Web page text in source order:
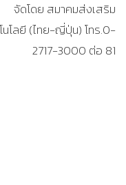
จัดโดย สมาคมส่งเสริม
นโลยี (ไทย-ญี่ปุ่น) โทร.0-
2717-3000 ต่อ 81